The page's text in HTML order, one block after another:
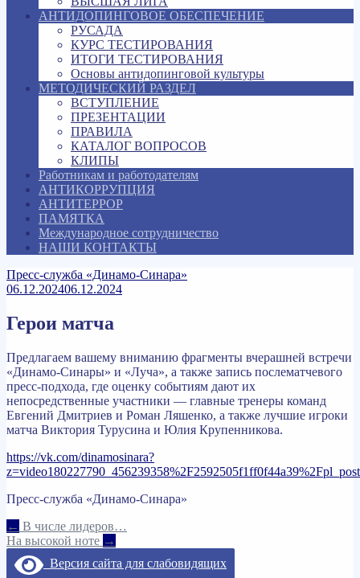
АНТИДОПИНГОВОЕ ОБЕСПЕЧЕНИЕ
РУСАДА
КУРС ТЕСТИРОВАНИЯ
ИТОГИ ТЕСТИРОВАНИЯ
Основы антидопинговой культуры
МЕТОДИЧЕСКИЙ РАЗДЕЛ
ВСТУПЛЕНИЕ
ПРЕЗЕНТАЦИИ
ПРАВИЛА
КАТАЛОГ ВОПРОСОВ
КЛИПЫ
Работникам и работодателям
АНТИКОРРУПЦИЯ
АНТИТЕРРОР
ПАМЯТКА
Международное сотрудничество
НАШИ КОНТАКТЫ
Пресс-служба «Динамо-Синара»
06.12.202406.12.2024
Герои матча
Предлагаем вашему вниманию фрагменты вчерашней встречи
«Динамо-Синары» и «Луча», а также запись послематчевого
пресс-подхода, где оценку событиям дают их
непосредственные участники — главные тренеры команд
Евгений Дмитриев и Роман Ляшенко, а также лучшие игроки
матча Виктория Турусина и Юлия Крупенникова.
https://vk.com/dinamosinara?
Пресс-служба «Динамо-Синара»
Навигация
по
записям
← В числе лидеров…
На высокой ноте →
Версия сайта для слабовидящих